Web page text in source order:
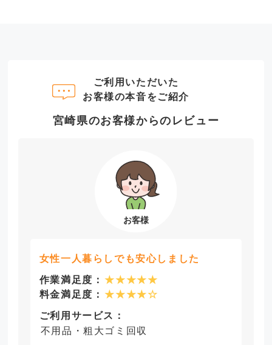
ご利用いただいた
お客様の本音をご紹介
宮崎県のお客様からのレビュー
女性一人暮らしでも安心しました
作業満足度： ★★★★★
料金満足度： ★★★★☆
ご利用サービス：
不用品・粗大ゴミ回収